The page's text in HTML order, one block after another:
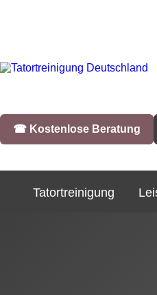
☎︎ Kostenlose Beratung
Tatortreinigung